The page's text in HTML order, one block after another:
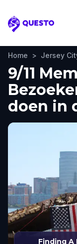
Questo
Home > Jersey
9/11
doen in
Finding A